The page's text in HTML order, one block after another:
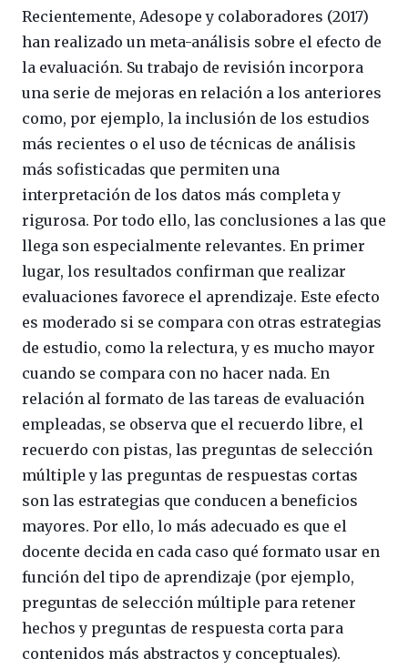
Recientemente, Adesope y colaboradores (2017)
han realizado un meta-análisis sobre el efecto de
la evaluación. Su trabajo de revisión incorpora
una serie de mejoras en relación a los anteriores
como, por ejemplo, la inclusión de los estudios
más recientes o el uso de técnicas de análisis
más sofisticadas que permiten una
interpretación de los datos más completa y
rigurosa. Por todo ello, las conclusiones a las que
llega son especialmente relevantes. En primer
lugar, los resultados confirman que realizar
evaluaciones favorece el aprendizaje. Este efecto
es moderado si se compara con otras estrategias
de estudio, como la relectura, y es mucho mayor
cuando se compara con no hacer nada. En
relación al formato de las tareas de evaluación
empleadas, se observa que el recuerdo libre, el
recuerdo con pistas, las preguntas de selección
múltiple y las preguntas de respuestas cortas
son las estrategias que conducen a beneficios
mayores. Por ello, lo más adecuado es que el
docente decida en cada caso qué formato usar en
función del tipo de aprendizaje (por ejemplo,
preguntas de selección múltiple para retener
hechos y preguntas de respuesta corta para
contenidos más abstractos y conceptuales).